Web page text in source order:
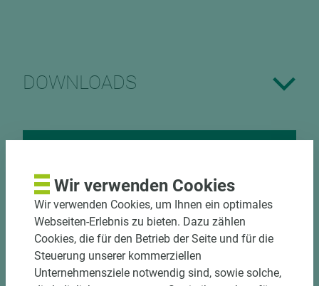
DOWNLOADS
Nutzen Sie unseren
Zuschnittservice
Bekantungsfähiger Fixmaßzuschnitt maßhaltig
und winkelgenau
Hohe und präzise Leistung durch
halbautomatische Beschickung
Wir verwenden Cookies
Wir verwenden Cookies, um Ihnen ein optimales
Webseiten-Erlebnis zu bieten. Dazu zählen
Cookies, die für den Betrieb der Seite und für die
Steuerung unserer kommerziellen
Unternehmensziele notwendig sind, sowie solche,